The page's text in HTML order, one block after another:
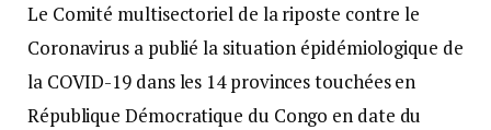
Le Comité multisectoriel de la riposte contre le
Coronavirus a publié la situation épidémiologique de
la COVID-19 dans les 14 provinces touchées en
République Démocratique du Congo en date du